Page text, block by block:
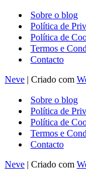
Sobre o blog
Política de
Política de
Termos e
Contacto
Neve | Criado com
Sobre o blog
Política de
Política de
Termos e
Contacto
Neve | Criado com